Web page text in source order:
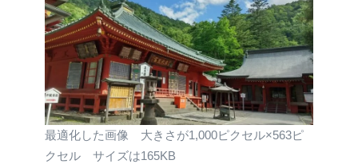
最適化した画像 大きさが1,000ピクセル×563ピ
クセル サイズは165KB